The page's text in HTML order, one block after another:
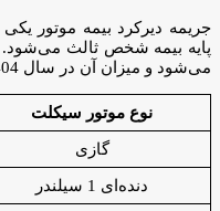
جریمه دیرکرد بیمه موتور
پایه بیمه شخص ثالث می‌شود.
می‌شود و میزان آن در سال 1404 به صورت زیر است:
نوع موتور سیکلت
گازی
دنده‌ای 1 سیلندر